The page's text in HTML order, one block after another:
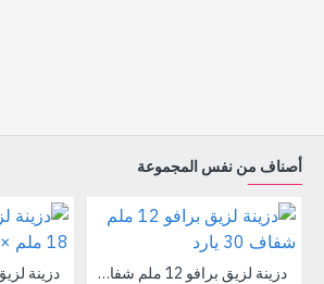
أصناف من نفس المجموعة
دزينة لزيق برافو 12 ملم شفاف 30 يارد